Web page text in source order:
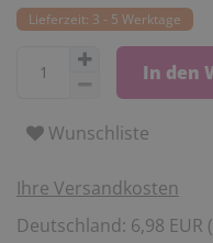
Lieferzeit: 3 - 5 Werktage
In den
Wunschliste
Ihre Versandkosten
Deutschland: 6,98